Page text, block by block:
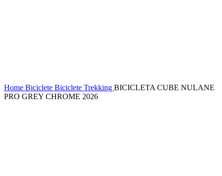
Home Biciclete Biciclete Trekking BICICLETA CUBE NULANE
PRO GREY CHROME 2026